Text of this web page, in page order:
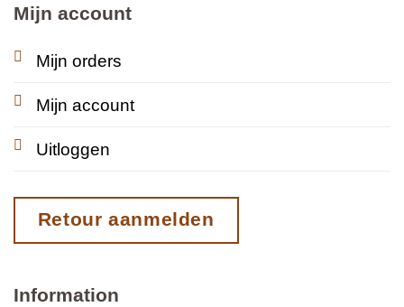
Mijn account
Mijn orders
Mijn account
Uitloggen
Retour aanmelden
Information